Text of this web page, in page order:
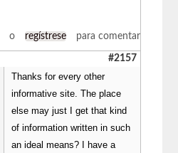
o regístrese para comentar
#2157
Thanks for every other
informative site. The place
else may just I get that kind
of information written in such
an ideal means? I have a